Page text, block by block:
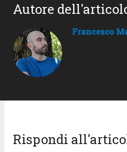
Autore
Francesco
Rispondi